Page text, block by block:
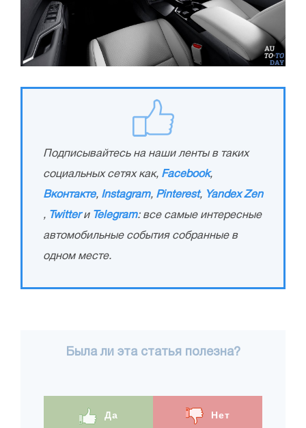
Подписывайтесь на наши ленты в таких
социальных сетях как, Facebook,
Вконтакте, Instagram, Pinterest, Yandex Zen
, Twitterи Telegram: все самые интересные
автомобильные события собранные в
одном месте.
Была ли эта статья полезна?
Да Нет